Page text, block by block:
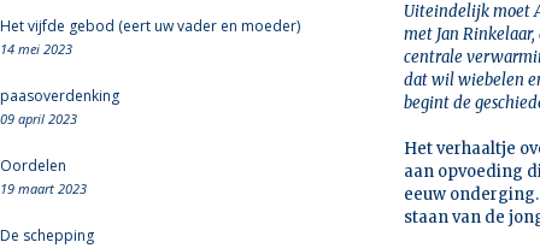
Het vijfde gebod (eert uw vader en moeder)
14 mei 2023
paasoverdenking
09 april 2023
Oordelen
19 maart 2023
De schepping
Uiteindelijk moet
met Jan
centrale
dat wil wiebelen
begint de
Het verhaaltje
aan opvoeding
eeuw
staan van de